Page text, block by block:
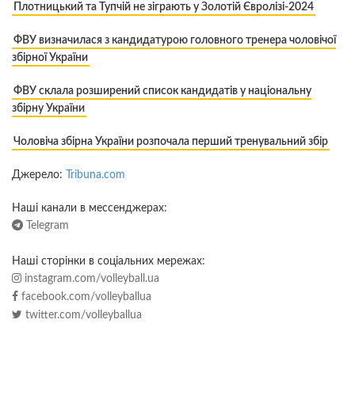
Плотницький та Тупчій не зіграють у Золотій Євролізі-2024
ФВУ визначилася з кандидатурою головного тренера чоловічої
збірної України
ФВУ склала розширений список кандидатів у національну
збірну України
Чоловіча збірна України розпочала перший тренувальний збір
Джерело: Tribuna.com
Наші канали в мессенджерах:
Telegram
Наші сторінки в соціальних мережах:
instagram.com/volleyball.ua
facebook.com/volleyballua
twitter.com/volleyballua